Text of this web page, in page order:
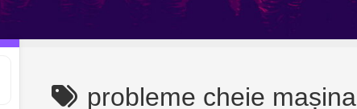
probleme cheie mașina